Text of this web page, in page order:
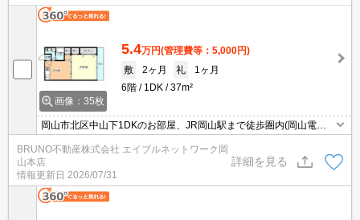
画像：35枚
5.4万円(管理費等：5,000円)
敷
2ヶ月 礼
1ヶ月
6階
1DK 37m²
岡山市北区中山下1DKのお部屋、JR岡山駅まで徒歩圏内(岡山電気
軌道の駅も近くにあります)、近隣に商店街及びコンビニがあり買い
物に便利です。
BRUNO不動産株式会社 エイブルネットワーク岡
山本店
情報更新日 2026/07/31
詳細を見る